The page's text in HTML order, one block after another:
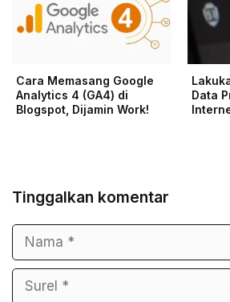
Cara Memasang Google
Analytics 4 (GA4) di
Blogspot, Dijamin Work!
Data
Tinggalkan komentar
Nama
Surel